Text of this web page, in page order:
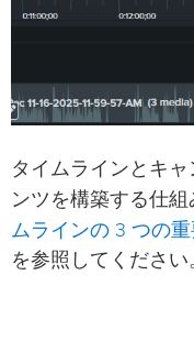
タイムラインとキ
ンツを構築する仕組
ムラインの 3 つの
を参照してください